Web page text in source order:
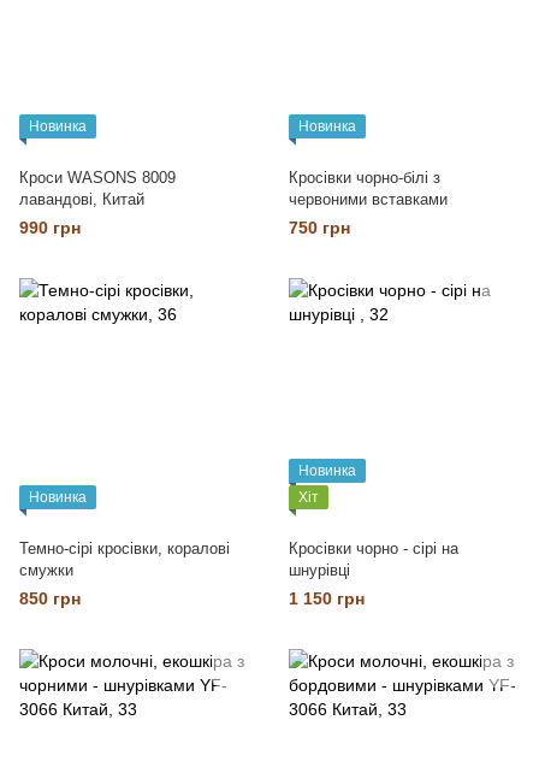
Новинка
Кроси WASONS 8009
лавандові, Китай
990 грн
Новинка
Кросівки чорно-білі з
червоними вставками
750 грн
Новинка
Темно-сірі кросівки, коралові
смужки
850 грн
Новинка
Хіт
Кросівки чорно - сірі на
шнурівці
1 150 грн